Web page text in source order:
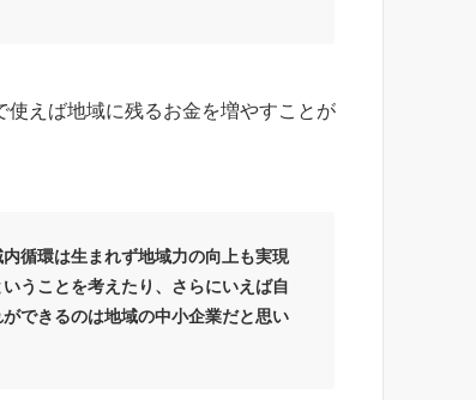
えば地域に残るお金を増やすことが
循環は生まれず地域力の向上も実現
うことを考えたり、さらにいえば自
できるのは地域の中小企業だと思い